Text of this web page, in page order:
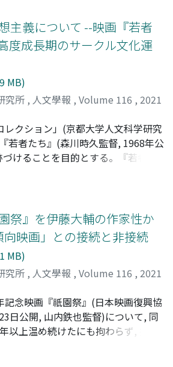
そのものが「世紀の名作=ポチョム
った。自主上映活動は『戦艦ポチョ
けではなく, そのカノン化された評
ードとしての役割と向き合っていた
三宮の興隆いう, 神戸の都市構造の
ことを論じた。最後に, 全神戸映画
国的にみても活発な批評・出版活動
サークル運動であり, その活動の盛
, 新開地から三宮への「盛り場」の
変容とも結びつくという地域性を
した。
衝撃的な死は戦前から映画としても
なって西口克己の『山宣』を原作
手で映画化されたのが「武器なき斗
った。本論では, 「武器なき斗い」
程を, 京都大学人文科学研究所所蔵
ン」やエル・ライブラリー所蔵の日
阪地方評議会旧蔵資料などを用いて
空白であった, 同映画が戦後の自主
て果たした役割を明らかにした。ま
の製作・公開が1960年前後の日本の
いかに関わったのかについても考察
」が上映された1960年は日本で安
映画の計画・製作・公開過程を理
。本論では, 「武器なき斗い」の自
都・大阪という2つの地域, また映
という2つの組織からとらえること
後の日本社会に持ちえた影響を総合
クル運動の分析に傾斜しがちな映画
に新たな側面を付け加えた。
主義について --映画『若者
度成長期のサークル文化運
MB)
究所 , 人文學報 , Volume 116 , 2021
;ハナダ, フミヒコ
レクション」(京都大学人文科学研究
若者たち』(森川時久監督, 1968年公
けることを目的とする。『若者た
ア研究の領域において, 高度成長期
た表象分析は成立するが, 同作を特
態については十分に明らかになって
ション」の特徴のひとつは, 『若者
カルな資料が多数存在することだ。
組んだ大阪のサークル紙や上映会
そこで本論文ではこうした資料を用
たち』上映活動の実態を解明し, ポ
クル文化運動の性格を考察した。
祭』を伊藤大輔の作家性か
向映画」との接続と非接続
MB)
究所 , 人文學報 , Volume 116 , 2021
;カミヤ, マキコ
記念映画『祇園祭』(日本映画復興協
日公開, 山内鉄也監督)について, 同
以上温め続けたにも拘わらず, 撮影
ることになってしまった伊藤大輔の